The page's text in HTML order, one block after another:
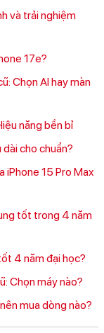
và trải nghiệm
17e?
Chọn AI hay màn
năng bền bỉ
cho chuẩn?
iPhone 15 Pro Max
tốt trong 4 năm
4 năm đại học?
Chọn máy nào?
mua dòng nào?